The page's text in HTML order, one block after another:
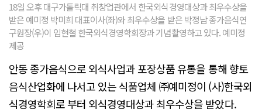
18일 오후 대구가톨릭대 취창업관에서 한국외식경영대상과 최우수상을
받은 예미정 박미희 대표이사(좌)와 최우수상을 받은 박정남 종가음식연
구원장(우)이 임현철 한국외식경영학회장과 기념촬영하고 있다. 예미정
제공
안동 종가음식으로 외식사업과 포장상품 유통을 통해 향토
음식산업화에 나서고 있는 식품업체 ㈜예미정이 (사)한국외
식경영학회로 부터 외식경영대상과 최우수상을 받았다.